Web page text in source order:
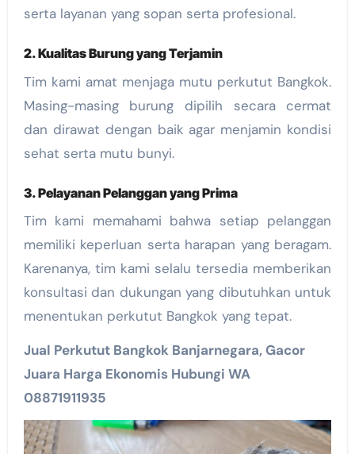
serta layanan yang sopan serta profesional.
2. Kualitas Burung yang Terjamin
Tim kami amat menjaga mutu perkutut Bangkok.
Masing-masing burung dipilih secara cermat
dan dirawat dengan baik agar menjamin kondisi
sehat serta mutu bunyi.
3. Pelayanan Pelanggan yang Prima
Tim kami memahami bahwa setiap pelanggan
memiliki keperluan serta harapan yang beragam.
Karenanya, tim kami selalu tersedia memberikan
konsultasi dan dukungan yang dibutuhkan untuk
menentukan perkutut Bangkok yang tepat.
Jual Perkutut Bangkok Banjarnegara, Gacor
Juara Harga Ekonomis Hubungi WA
08871911935